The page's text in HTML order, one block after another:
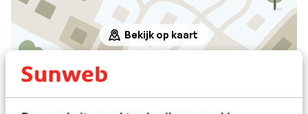
teweegbracht bij alle vertrekkende
vakantiegangers uit het gebouw... maar het
prachtige weer heeft het bovenstaande
wel doen vergeten, maar toch.
Bekijk op kaart